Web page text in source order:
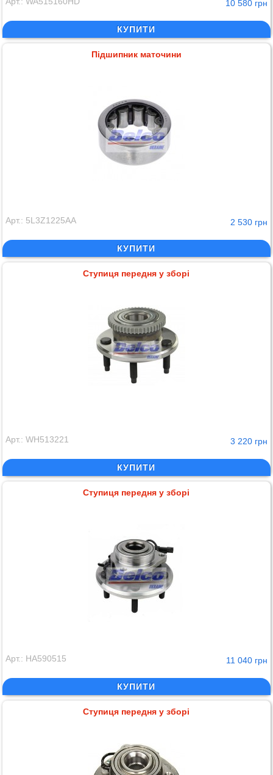
10 580 грн
КУПИТИ
Підшипник маточини
Арт.: 5L3Z1225AA 2 530 грн
КУПИТИ
Ступиця передня у зборі
Арт.: WH513221 3 220 грн
КУПИТИ
Ступиця передня у зборі
Арт.: HA590515 11 040 грн
КУПИТИ
Ступиця передня у зборі